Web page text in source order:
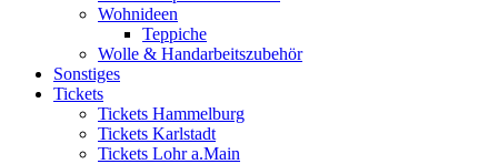
Wohnideen
Teppiche
Wolle & Handarbeitszubehör
Sonstiges
Tickets
Tickets Hammelburg
Tickets Karlstadt
Tickets Lohr a.Main